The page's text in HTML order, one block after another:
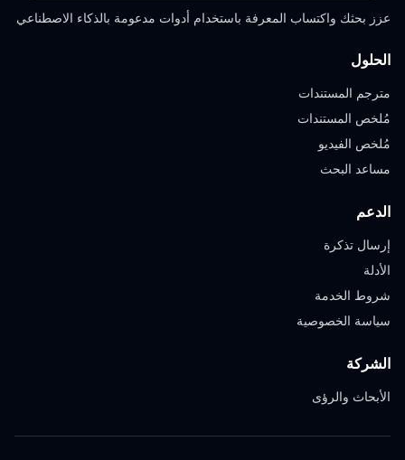
عزز بحثك واكتساب المعرفة باستخدام أدوات مدعومة بالذكاء الاصطناعي
الحلول
مترجم المستندات
مُلخص المستندات
مُلخص الفيديو
مساعد البحث
الدعم
إرسال تذكرة
الأدلة
شروط الخدمة
سياسة الخصوصية
الشركة
الأبحاث والرؤى